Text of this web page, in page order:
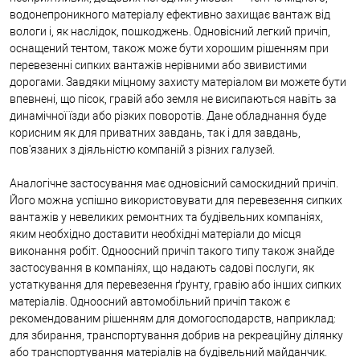
водонепроникного матеріалу ефективно захищає вантаж від
вологи і, як наслідок, пошкоджень. Одновісний легкий причіп,
оснащений тентом, також може бути хорошим рішенням при
перевезенні сипких вантажів нерівними або звивистими
дорогами. Завдяки міцному захисту матеріалом ви можете бути
впевнені, що пісок, гравій або земля не висипаються навіть за
динамічної їзди або різких поворотів. Дане обладнання буде
корисним як для приватних завдань, так і для завдань,
пов'язаних з діяльністю компаній з різних галузей.
Аналогічне застосування має одновісний самоскидний причіп.
Його можна успішно використовувати для перевезення сипких
вантажів у невеликих ремонтних та будівельних компаніях,
яким необхідно доставити необхідні матеріали до місця
виконання робіт. Одноосний причіп такого типу також знайде
застосування в компаніях, що надають садові послуги, як
устаткування для перевезення ґрунту, гравію або інших сипких
матеріалів. Одноосний автомобільний причіп також є
рекомендованим рішенням для домогосподарств, наприклад:
для збирання, транспортування добрив на рекреаційну ділянку
або транспортування матеріалів на будівельний майданчик.